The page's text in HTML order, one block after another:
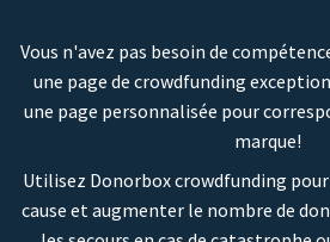
Vous n'avez pas besoin de
une page de crowdfunding
une page personnalisée pour
marque!
Utilisez Donorbox crowdfunding
cause et augmenter le nombre de